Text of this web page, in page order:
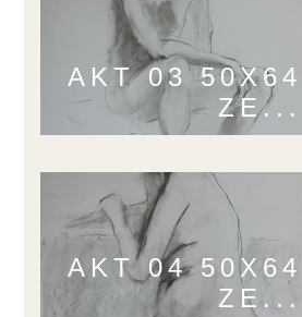
AKT 03 50X64
ZE...
AKT 04 50X64
ZE...